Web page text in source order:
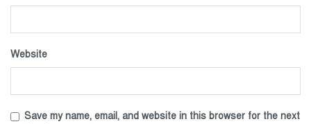
Website
Save my name, email, and website in this browser for the next